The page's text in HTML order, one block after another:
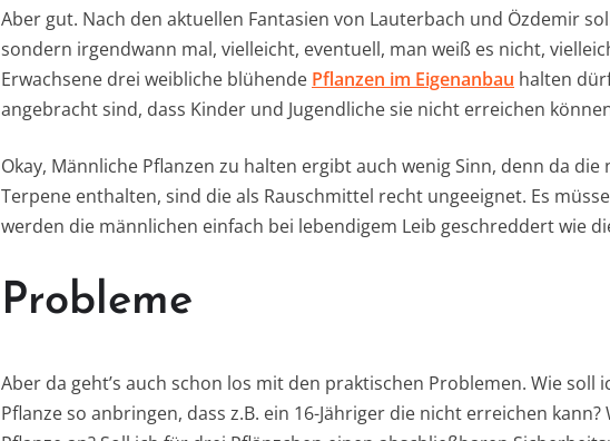
Aber gut. Nach den aktuellen Fantasien von Lauterbach und Özdemir
sondern irgendwann mal, vielleicht, eventuell, man weiß es nicht,
Erwachsene drei weibliche blühende Pflanzen im Eigenanbau halten
angebracht sind, dass Kinder und Jugendliche sie nicht erreichen
Okay, Männliche Pflanzen zu halten ergibt auch wenig Sinn, denn da
Terpene enthalten, sind die als Rauschmittel recht ungeeignet. Es
werden die männlichen einfach bei lebendigem Leib geschreddert wie
Probleme
Aber da geht’s auch schon los mit den praktischen Problemen. Wie soll
Pflanze so anbringen, dass z.B. ein 16-Jähriger die nicht erreichen